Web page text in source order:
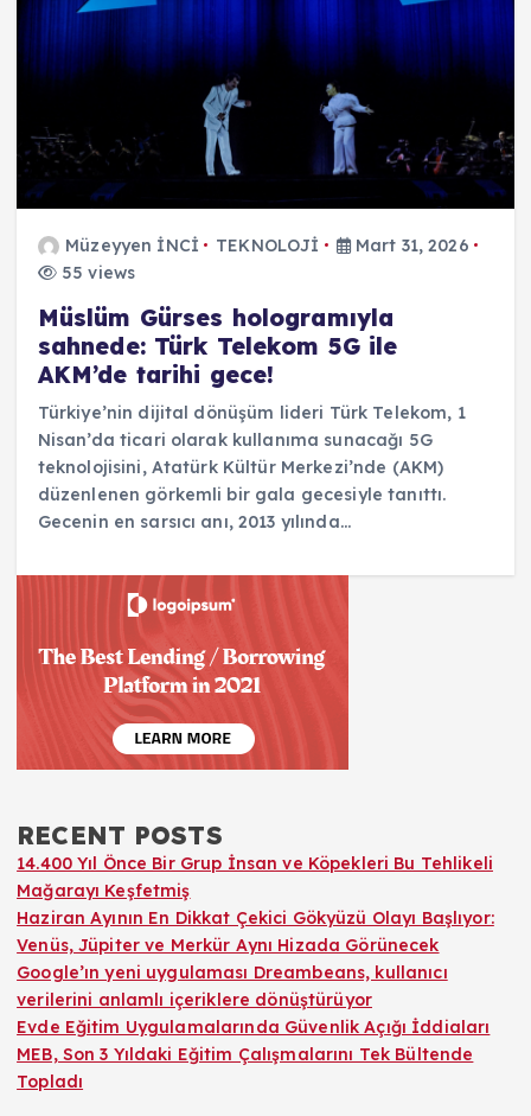
Müzeyyen İNCİ TEKNOLOJİ
Mart 31, 2026
55 views
Müslüm Gürses hologramıyla
sahnede: Türk Telekom 5G ile
AKM’de tarihi gece!
Türkiye’nin dijital dönüşüm lideri Türk Telekom, 1
Nisan’da ticari olarak kullanıma sunacağı 5G
teknolojisini, Atatürk Kültür Merkezi’nde (AKM)
düzenlenen görkemli bir gala gecesiyle tanıttı.
Gecenin en sarsıcı anı, 2013 yılında…
RECENT POSTS
14.400 Yıl Önce Bir Grup İnsan ve Köpekleri Bu Tehlikeli
Mağarayı Keşfetmiş
Haziran Ayının En Dikkat Çekici Gökyüzü Olayı Başlıyor:
Venüs, Jüpiter ve Merkür Aynı Hizada Görünecek
Google’ın yeni uygulaması Dreambeans, kullanıcı
verilerini anlamlı içeriklere dönüştürüyor
Evde Eğitim Uygulamalarında Güvenlik Açığı İddiaları
MEB, Son 3 Yıldaki Eğitim Çalışmalarını Tek Bültende
Topladı